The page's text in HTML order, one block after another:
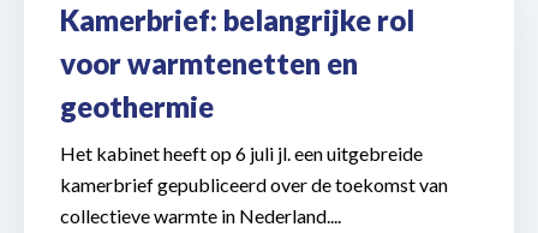
Kamerbrief: belangrijke rol
voor warmtenetten en
geothermie
Het kabinet heeft op 6 juli jl. een uitgebreide
kamerbrief gepubliceerd over de toekomst van
collectieve warmte in Nederland....